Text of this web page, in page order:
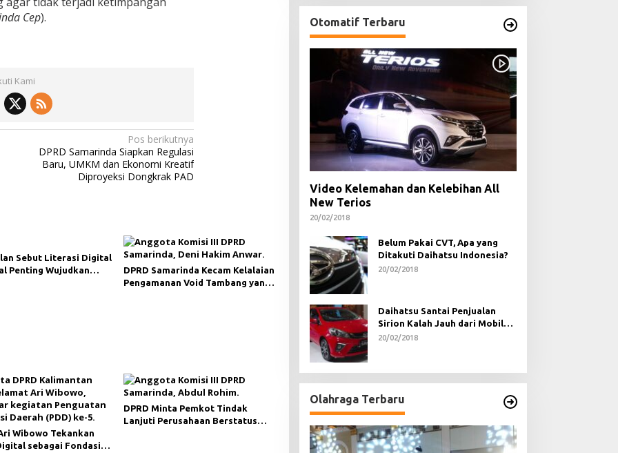
Cep).
Kami
Pos berikutnya
DPRD Samarinda Siapkan Regulasi
Baru, UMKM dan Ekonomi Kreatif
Diproyeksi Dongkrak PAD
Sebut Literasi Digital
Penting Wujudkan
DPRD Samarinda Kecam Kelalaian
Pengamanan Void Tambang yang
Wibowo Tekankan
sebagai Fondasi
DPRD Minta Pemkot Tindak
Lanjuti Perusahaan Berstatus
Otomatif Terbaru
Video Kelemahan dan Kelebihan All
New Terios
20/02/2018
Belum Pakai CVT, Apa yang
Ditakuti Daihatsu Indonesia?
20/02/2018
Daihatsu Santai Penjualan
Sirion Kalah Jauh dari Mobil
LCGC
20/02/2018
Olahraga Terbaru